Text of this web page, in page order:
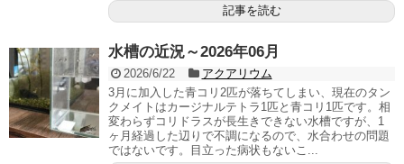
記事を読む
水槽の近況～2026年06月
2026/6/22
アクアリウム
3月に加入した青コリ2匹が落ちてしまい、現在のタン
クメイトはカージナルテトラ1匹と青コリ1匹です。相
変わらずコリドラスが長生きできない水槽ですが、1
ヶ月経過した辺りで不調になるので、水合わせの問題
ではないです。目立った病状もないこ...